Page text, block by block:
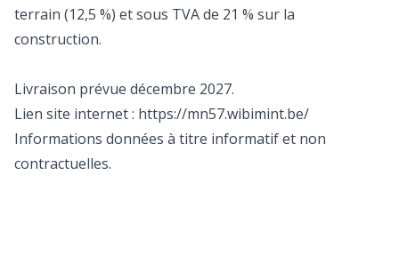
terrain (12,5 %) et sous TVA de 21 % sur la
construction.
Livraison prévue décembre 2027.
Lien site internet : https://mn57.wibimint.be/
Informations données à titre informatif et non
contractuelles.